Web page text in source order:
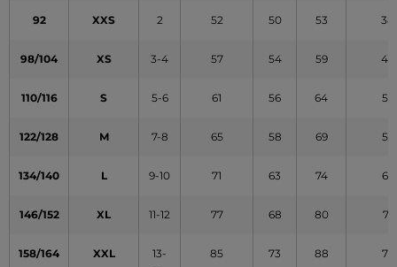
92 XXS 2 52 50 53 38
98/104 XS 3-4 57 54 59 45
110/116 S 5-6 61 56 64 52
122/128 M 7-8 65 58 69 59
134/140 L 9-10 71 63 74 65
146/152 XL 11-12 77 68 80 71
158/164 XXL
13-
85 73 88 77